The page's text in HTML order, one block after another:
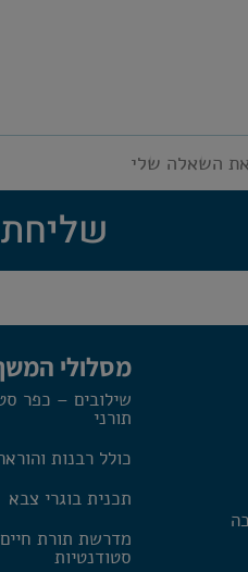
השאלה שלי
מסלולי
שילובים – כפר
תורני
כולל רבנות
תכנית בוגרי צבא
מדרשת תורת
סטודנטיות